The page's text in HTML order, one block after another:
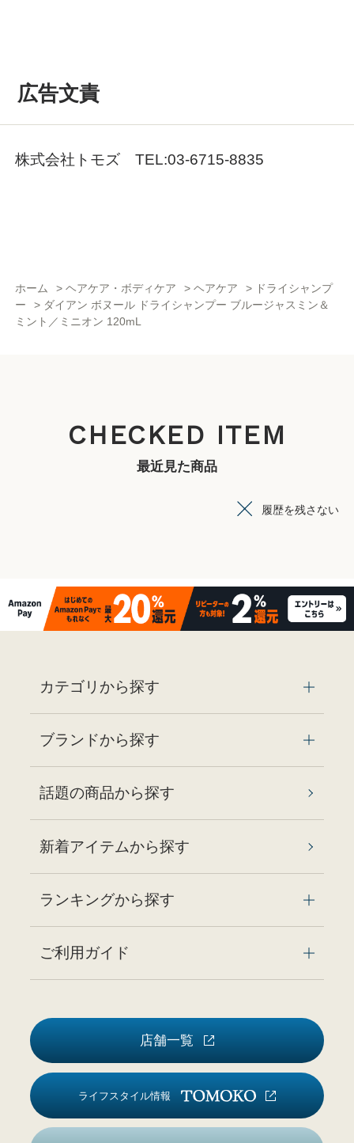
広告文責
株式会社トモズ TEL:03-6715-8835
ホーム >ヘアケア・ボディケア >ヘアケア > ドライシャンプ
ー
> ダイアン ボヌール ドライシャンプー ブルージャスミン＆
ミント／ミニオン 120mL
CHECKED ITEM
最近見た商品
履歴を残さない
カテゴリから探す
ブランドから探す
話題の商品から探す
新着アイテムから探す
ランキングから探す
ご利用ガイド
店舗一覧
ライフスタイル情報